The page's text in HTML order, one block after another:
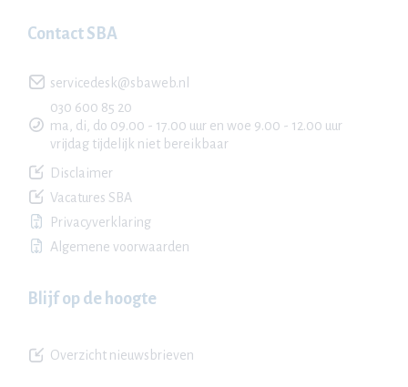
Contact SBA
servicedesk@sbaweb.nl
030 600 85 20
ma, di, do 09.00 - 17.00 uur en woe 9.00 - 12.00 uur
vrijdag tijdelijk niet bereikbaar
Disclaimer
Vacatures SBA
Privacyverklaring
Algemene voorwaarden
Blijf op de hoogte
Overzicht nieuwsbrieven